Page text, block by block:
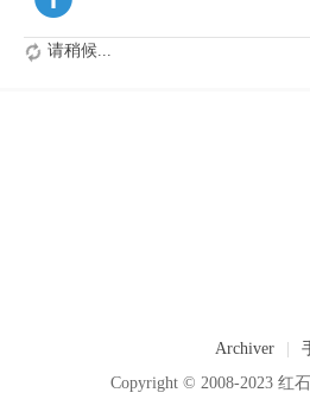
请稍候...
Archiver
Copyright © 2008-2023 红